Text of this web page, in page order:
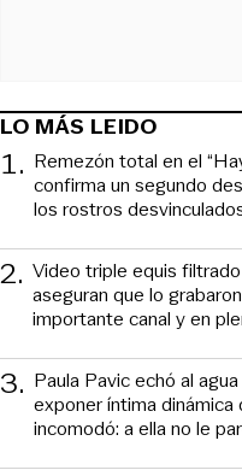
LO MÁS LEIDO
1. Remezón total en el
confirma un segundo
los rostros
2. Video triple equis
aseguran que lo
importante canal y en
3. Paula Pavic echó al
exponer íntima dinámica
incomodó: a ella no le